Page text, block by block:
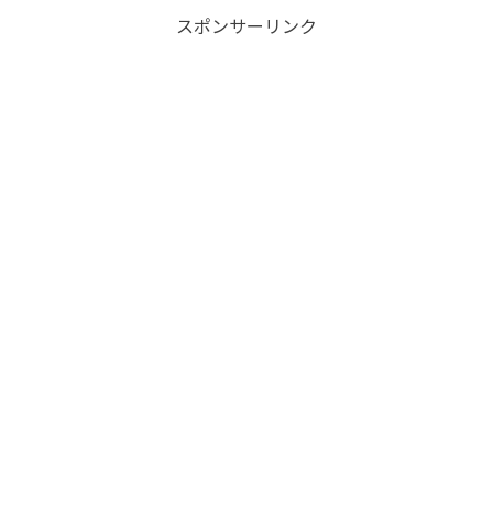
スポンサーリンク